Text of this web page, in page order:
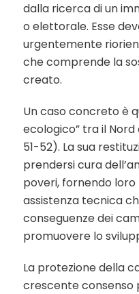
dalla ricerca di un
o elettorale. Esse
urgentemente
che comprende la
creato.
Un caso concreto è
ecologico” tra il Nord
51-52). La sua
prendersi cura
poveri, fornendo loro
assistenza tecnica
conseguenze dei
promuovere lo
La protezione della
crescente consenso